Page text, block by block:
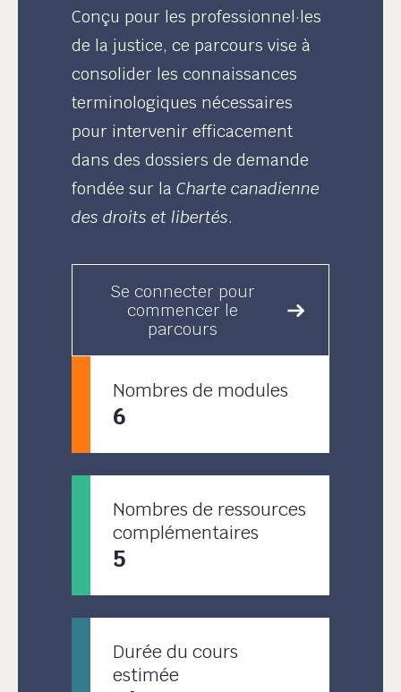
Conçu pour les professionnel·les
de la justice, ce parcours vise à
consolider les connaissances
terminologiques nécessaires
pour intervenir efficacement
dans des dossiers de demande
fondée sur laCharte canadienne
des droits et libertés.
Se connecter pour
commencer le
parcours
Nombres de modules
6
Nombres de ressources
complémentaires
5
Durée du cours
estimée